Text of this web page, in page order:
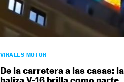
VIRALES MOTOR
De la carretera a las casas: la